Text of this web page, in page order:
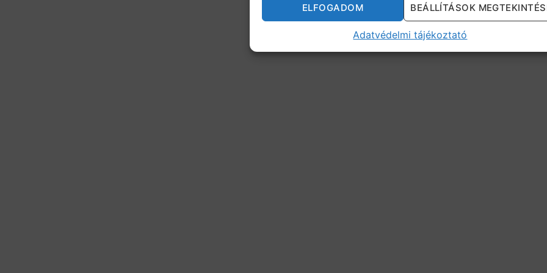
ELFOGADOM BEÁLLÍTÁSOK
Adatvédelmi tájékoztató